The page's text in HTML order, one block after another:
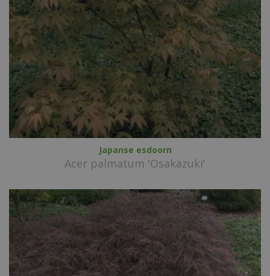
Japanse esdoorn
Acer palmatum 'Osakazuki'